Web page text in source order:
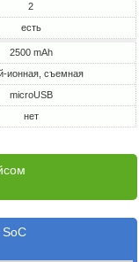
2
есть
2500 mAh
ионная, съемная
microUSB
нет